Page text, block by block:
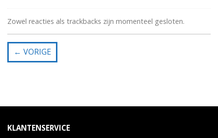
Zowel reacties als trackbacks zijn momenteel gesloten.
← VORIGE
KLANTENSERVICE